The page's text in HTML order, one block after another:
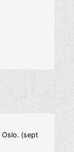
Oslo. (sept